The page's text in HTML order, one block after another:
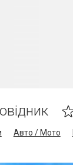
Авто / Мото